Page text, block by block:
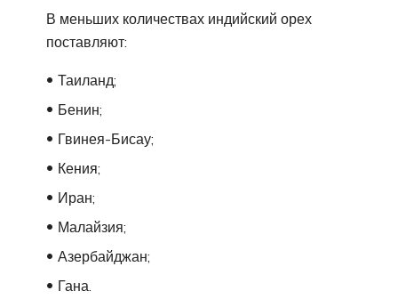
В меньших количествах индийский орех
поставляют:
Таиланд;
Бенин;
Гвинея-Бисау;
Кения;
Иран;
Малайзия;
Азербайджан;
Гана.